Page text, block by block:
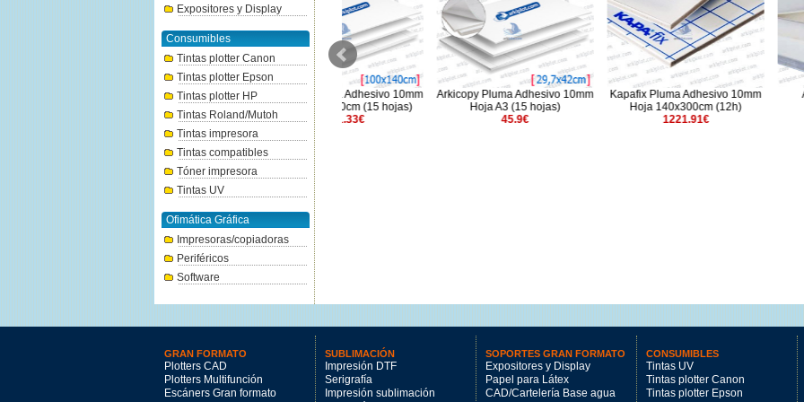
Expositores y Display
Consumibles
Tintas plotter Canon
Tintas plotter Epson
Tintas plotter HP
Tintas Roland/Mutoh
Tintas impresora
Tintas compatibles
Tóner impresora
Tintas UV
Ofimática Gráfica
Impresoras/copiadoras
Periféricos
Software
Arkicopy Pluma Adhesivo 10mm
Hoja 100x140cm (15 hojas)
291.33€
Arkicopy Pluma Adhesivo 10mm
Hoja A3 (15 hojas)
Kapafix Pluma Adhesivo 10mm
Hoja 140x300cm (12h)
Alumiboard 5mm
70x100cm (25
GRAN FORMATO
Plotters CAD
Plotters Multifunción
Escáners Gran formato
SUBLIMACIÓN
Impresión DTF
Serigrafía
Impresión sublimación
SOPORTES GRAN FORMATO
Expositores y Display
Papel para Látex
CAD/Cartelería Base agua
CONSUMIBLES
Tintas UV
Tintas plotter Canon
Tintas plotter Epson